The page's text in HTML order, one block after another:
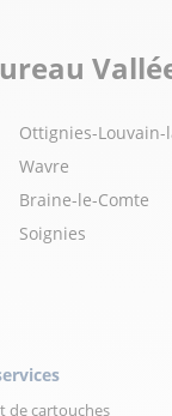
Ottignies-Louvain-
Wavre
Braine-le-Comte
Soignies
de cartouches